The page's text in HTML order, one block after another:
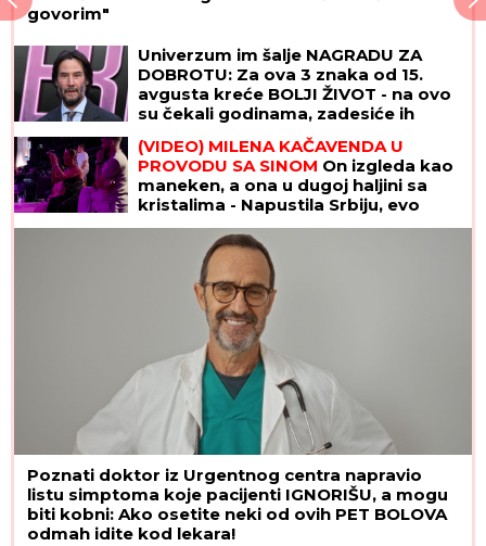
govorim"
Univerzum im šalje NAGRADU ZA
DOBROTU: Za ova 3 znaka od 15.
avgusta kreće BOLJI ŽIVOT - na ovo
su čekali godinama, zadesiće ih
sreća o kakvoj su do sad mogli
samo da sanjaju
(VIDEO) MILENA KAČAVENDA U
PROVODU SA SINOM On izgleda kao
maneken, a ona u dugoj haljini sa
kristalima - Napustila Srbiju, evo
kako provodi vreme po izlasku iz
Poznati doktor iz Urgentnog centra napravio
listu simptoma koje pacijenti IGNORIŠU, a mogu
biti kobni: Ako osetite neki od ovih PET BOLOVA
odmah idite kod lekara!